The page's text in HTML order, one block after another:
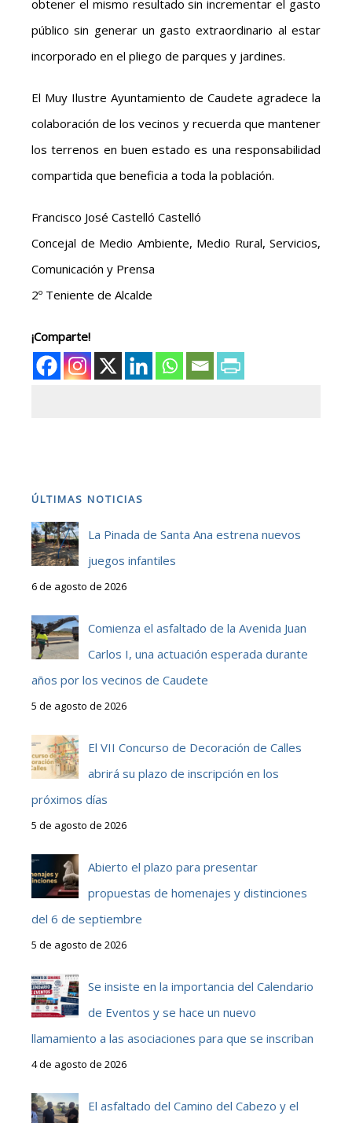
obtener el mismo resultado sin incrementar el gasto
público sin generar un gasto extraordinario al estar
incorporado en el pliego de parques y jardines.
El Muy Ilustre Ayuntamiento de Caudete agradece la
colaboración de los vecinos y recuerda que mantener
los terrenos en buen estado es una responsabilidad
compartida que beneficia a toda la población.
Francisco José Castelló Castelló
Concejal de Medio Ambiente, Medio Rural, Servicios,
Comunicación y Prensa
2º Teniente de Alcalde
¡Comparte!
ÚLTIMAS NOTICIAS
La Pinada de Santa Ana estrena nuevos
juegos infantiles
6 de agosto de 2026
Comienza el asfaltado de la Avenida Juan
Carlos I, una actuación esperada durante
años por los vecinos de Caudete
5 de agosto de 2026
El VII Concurso de Decoración de Calles
abrirá su plazo de inscripción en los
próximos días
5 de agosto de 2026
Abierto el plazo para presentar
propuestas de homenajes y distinciones
del 6 de septiembre
5 de agosto de 2026
Se insiste en la importancia del Calendario
de Eventos y se hace un nuevo
llamamiento a las asociaciones para que se inscriban
4 de agosto de 2026
El asfaltado del Camino del Cabezo y el